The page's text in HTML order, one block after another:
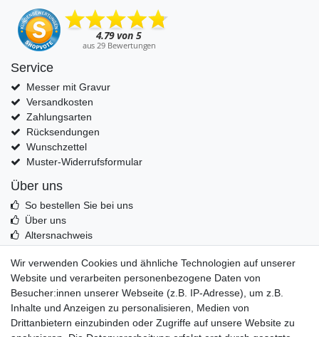
Service
Messer mit Gravur
Versandkosten
Zahlungsarten
Rücksendungen
Wunschzettel
Muster-Widerrufsformular
Über uns
So bestellen Sie bei uns
Über uns
Altersnachweis
Echtheit von Kundenbewertungen
Messer Info Forum
Messer schärfen
Messerhersteller
Wir verwenden Cookies und ähnliche Technologien auf unserer
Website und verarbeiten personenbezogene Daten von
Besucher:innen unserer Webseite (z.B. IP-Adresse), um z.B.
Inhalte und Anzeigen zu personalisieren, Medien von
Drittanbietern einzubinden oder Zugriffe auf unsere Website zu